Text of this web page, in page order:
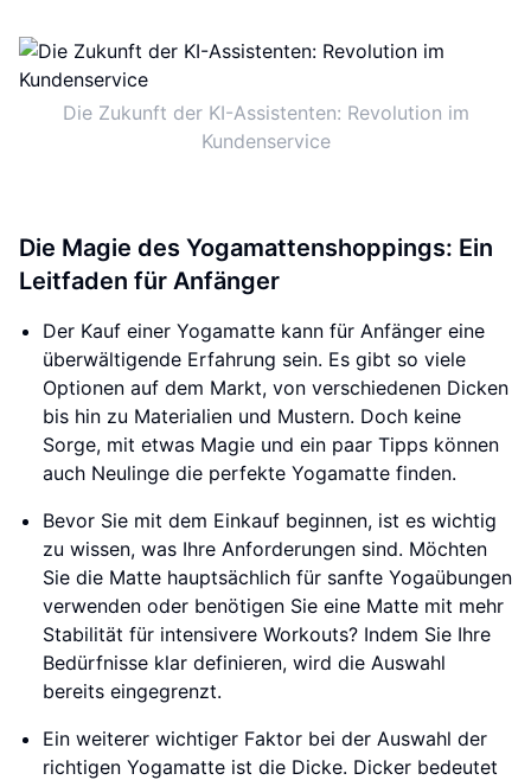
Die Zukunft der KI-Assistenten: Revolution im
Kundenservice
Die Magie des Yogamattenshoppings: Ein
Leitfaden für Anfänger
Der Kauf einer Yogamatte kann für Anfänger eine
überwältigende Erfahrung sein. Es gibt so viele
Optionen auf dem Markt, von verschiedenen Dicken
bis hin zu Materialien und Mustern. Doch keine
Sorge, mit etwas Magie und ein paar Tipps können
auch Neulinge die perfekte Yogamatte finden.
Bevor Sie mit dem Einkauf beginnen, ist es wichtig
zu wissen, was Ihre Anforderungen sind. Möchten
Sie die Matte hauptsächlich für sanfte Yogaübungen
verwenden oder benötigen Sie eine Matte mit mehr
Stabilität für intensivere Workouts? Indem Sie Ihre
Bedürfnisse klar definieren, wird die Auswahl
bereits eingegrenzt.
Ein weiterer wichtiger Faktor bei der Auswahl der
richtigen Yogamatte ist die Dicke. Dicker bedeutet